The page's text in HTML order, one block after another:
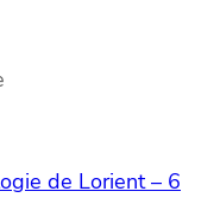
de Lorient – 6